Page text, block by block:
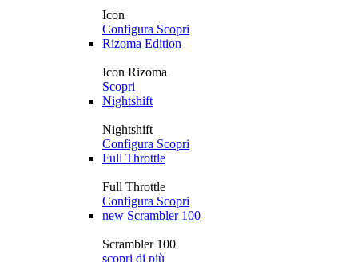
Icon
Configura Scopri
Rizoma Edition
Icon Rizoma
Scopri
Nightshift
Nightshift
Configura Scopri
Full Throttle
Full Throttle
Configura Scopri
new Scrambler 100
Scrambler 100
scopri di più